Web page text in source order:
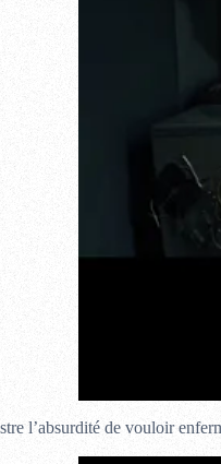
l’absurdité de vouloir